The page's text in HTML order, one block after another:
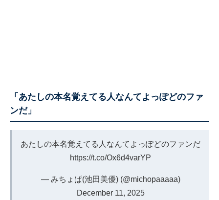
「あたしの本名覚えてる人なんてよっぽどのファ
ンだ」
あたしの本名覚えてる人なんてよっぽどのファンだ
https://t.co/Ox6d4varYP
— みちょぱ(池田美優) (@michopaaaaa)
December 11, 2025